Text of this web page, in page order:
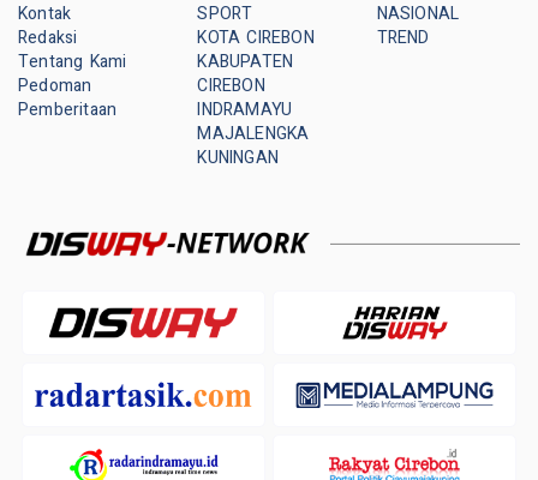
Kontak
Redaksi
Tentang Kami
Pedoman
Pemberitaan
SPORT
KOTA CIREBON
KABUPATEN
CIREBON
INDRAMAYU
MAJALENGKA
KUNINGAN
NASIONAL
TREND